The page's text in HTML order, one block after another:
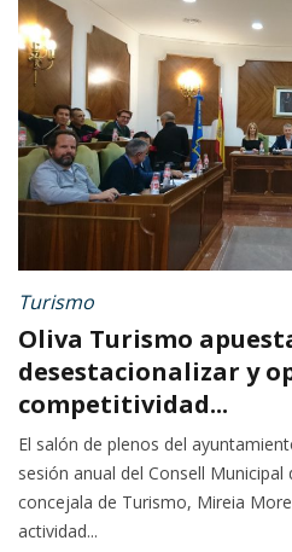
Turismo
Oliva Turismo
desestacionalizar y
competitividad...
El salón de plenos del
sesión anual del Consell
concejala de Turismo, Mireia
actividad...